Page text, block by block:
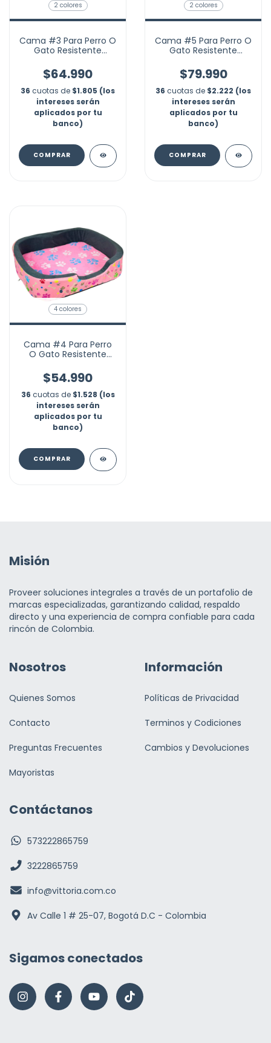
2 colores
Cama #3 Para Perro O
Gato Resistente
$64.990
36 cuotas de $1.805 (los
intereses serán
aplicados por tu
banco)
COMPRAR
2 colores
Cama #5 Para Perro O
Gato Resistente
$79.990
36 cuotas de $2.222 (los
intereses serán
aplicados por tu
banco)
COMPRAR
4 colores
Cama #4 Para Perro
O Gato Resistente
$54.990
36 cuotas de $1.528 (los
intereses serán
aplicados por tu
banco)
COMPRAR
Misión
Proveer soluciones integrales a través de un portafolio de
marcas especializadas, garantizando calidad, respaldo
directo y una experiencia de compra confiable para cada
rincón de Colombia.
Nosotros
Quienes Somos
Contacto
Preguntas Frecuentes
Mayoristas
Información
Políticas de Privacidad
Terminos y Codiciones
Cambios y Devoluciones
Contáctanos
573222865759
3222865759
info@vittoria.com.co
Av Calle 1 # 25-07, Bogotá D.C - Colombia
Sigamos conectados